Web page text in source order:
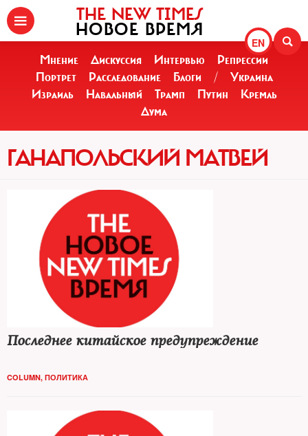
EN
THE NEW TIMES
НОВОЕ ВРЕМЯ
Мнение Дискуссия Интервью
Репрессии
Портрет
Расследование Блоги /
Украина
Израиль
Навальный Трамп Путин
Кремль
Дума
ГАНАПОЛЬСКИЙ МАТВЕЙ
Последнее китайское предупреждение
COLUMN, ПОЛИТИКА